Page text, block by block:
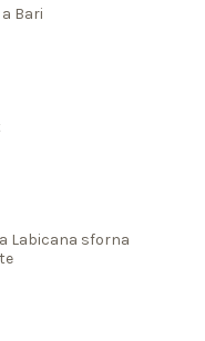
Bari
Labicana sforna